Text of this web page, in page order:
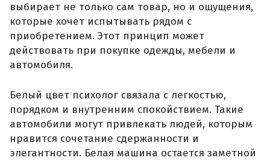
выбирает не только сам товар, но и ощущения,
которые хочет испытывать рядом с
приобретением. Этот принцип может
действовать при покупке одежды, мебели и
автомобиля.
Белый цвет психолог связала с легкостью,
порядком и внутренним спокойствием. Такие
автомобили могут привлекать людей, которым
нравится сочетание сдержанности и
элегантности. Белая машина остается заметной